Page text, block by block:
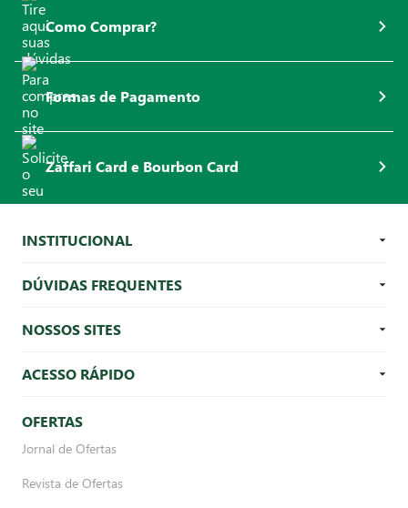
Como Comprar?
Formas de Pagamento
Zaffari Card e Bourbon Card
INSTITUCIONAL
DÚVIDAS FREQUENTES
NOSSOS SITES
ACESSO RÁPIDO
OFERTAS
Jornal de Ofertas
Revista de Ofertas